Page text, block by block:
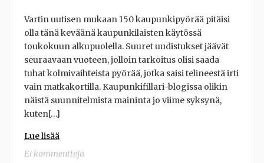
Vartin uutisen mukaan 150 kaupunkipyörää pitäisi
olla tänä keväänä kaupunkilaisten käytössä
toukokuun alkupuolella. Suuret uudistukset jäävät
seuraavaan vuoteen, jolloin tarkoitus olisi saada
tuhat kolmivaihteista pyörää, jotka saisi telineestä irti
vain matkakortilla. Kaupunkifillari-blogissa olikin
näistä suunnitelmista maininta jo viime syksynä,
kuten[…]
Lue lisää
Ei kommentteja